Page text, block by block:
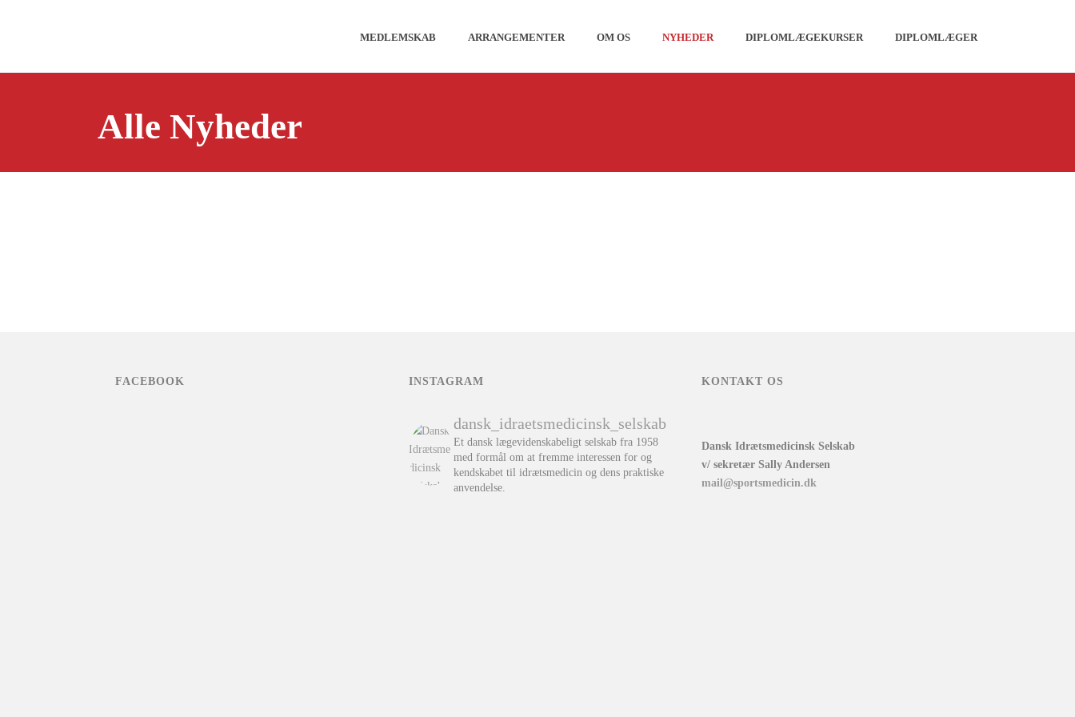
MEDLEMSKAB ARRANGEMENTER OM OS NYHEDER DIPLOMLÆGEKURSER DIPLOMLÆGER
Alle Nyheder
FACEBOOK INSTAGRAM
dansk_idraetsmedicinsk_selskab
Et dansk lægevidenskabeligt selskab fra 1958
med formål om at fremme interessen for og
kendskabet til idrætsmedicin og dens praktiske
anvendelse.
KONTAKT OS
Dansk Idrætsmedicinsk Selskab
v/ sekretær Sally Andersen
mail@sportsmedicin.dk